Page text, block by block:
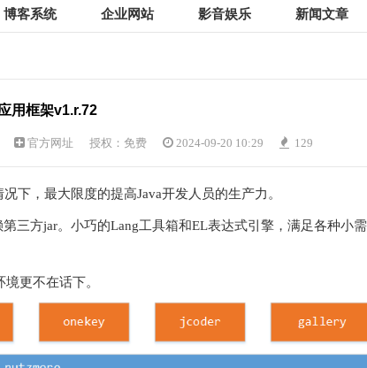
博客系统 企业网站 影音娱乐 新闻文章
用框架v1.r.72
官方网址 授权：免费 2024-09-20 10:29 129
下，最大限度的提高Java开发人员的生产力。
三方jar。小巧的Lang工具箱和EL表达式引擎，满足各种小需
更不在话下。